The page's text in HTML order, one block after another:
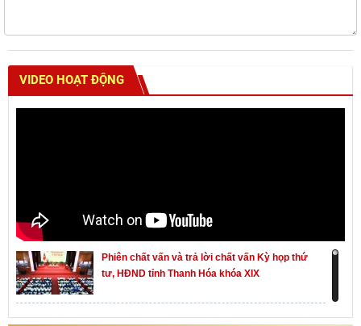
VIDEO HOẠT ĐỘNG
Phiên chất vấn và trả lời chất vấn Kỳ họp thứ
tư, HĐND tỉnh Thanh Hóa khóa XIX
Khai mạc kỳ họp thứ Nhất, Quốc hội khóa XVI